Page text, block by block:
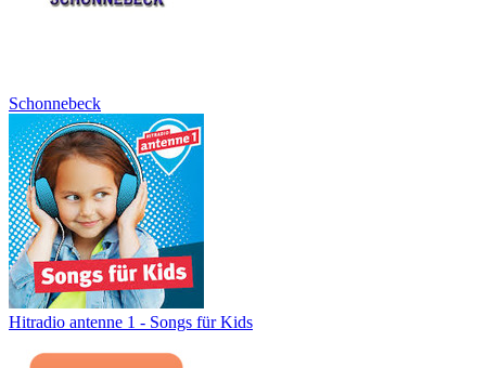
Schonnebeck
Hitradio antenne 1 - Songs für Kids